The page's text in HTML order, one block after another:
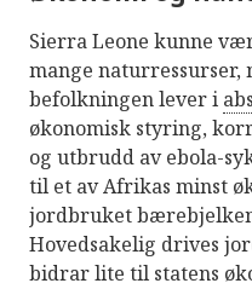
Sierra Leone kunne
mange naturressurser,
befolkningen lever i
økonomisk styring,
og utbrudd av ebola-
til et av Afrikas minst
jordbruket
Hovedsakelig drives
bidrar lite til statens